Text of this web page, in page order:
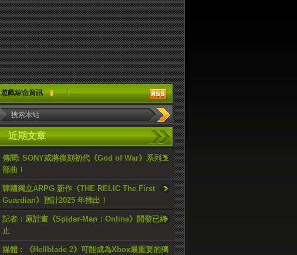
遊戲綜合資訊
近期文章
傳聞: SONY或將復刻初代《God of War》系列三
部曲！
韓國獨立ARPG 新作《THE RELIC The First
Guardian》預計2025 年推出！
記者：原計畫《Spider-Man：Online》開發已終
止
媒體：《Hellblade 2》可能成為Xbox最重要的獨